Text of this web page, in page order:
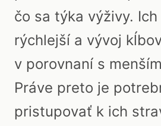
čo sa týka výživy.
rýchlejší a vývoj
v porovnaní s
Práve preto je
pristupovať k ich